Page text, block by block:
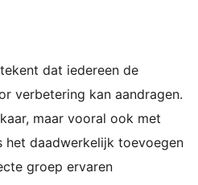
dat iedereen de
verbetering kan aandragen.
maar vooral ook met
het daadwerkelijk toevoegen
groep ervaren